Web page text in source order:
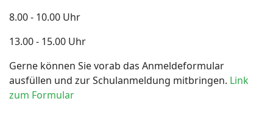
8.00 - 10.00 Uhr
13.00 - 15.00 Uhr
Gerne können Sie vorab das Anmeldeformular
ausfüllen und zur Schulanmeldung mitbringen. Link
zum Formular